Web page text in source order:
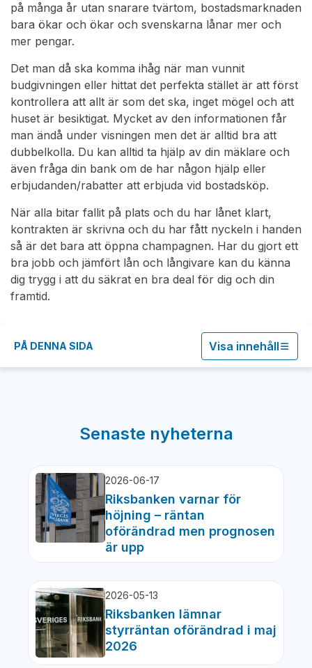
på många år utan snarare tvärtom, bostadsmarknaden
bara ökar och ökar och svenskarna lånar mer och
mer pengar.
Det man då ska komma ihåg när man vunnit
budgivningen eller hittat det perfekta stället är att först
kontrollera att allt är som det ska, inget mögel och att
huset är besiktigat. Mycket av den informationen får
man ändå under visningen men det är alltid bra att
dubbelkolla. Du kan alltid ta hjälp av din mäklare och
även fråga din bank om de har någon hjälp eller
erbjudanden/rabatter att erbjuda vid bostadsköp.
När alla bitar fallit på plats och du har lånet klart,
kontrakten är skrivna och du har fått nyckeln i handen
så är det bara att öppna champagnen. Har du gjort ett
bra jobb och jämfört lån och långivare kan du känna
dig trygg i att du säkrat en bra deal för dig och din
framtid.
PÅ DENNA SIDA Visa innehåll
Senaste nyheterna
2026-06-17
Riksbanken varnar för
höjning – räntan
oförändrad men prognosen
är upp
2026-05-13
Riksbanken lämnar
styrräntan oförändrad i maj
2026